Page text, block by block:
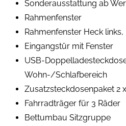
Sonderausstattung ab
Rahmenfenster
Rahmenfenster Heck links,
Eingangstür mit Fenster
USB-
Wohn-/Schlafbereich
Zusatzsteckdosenpaket 2 x
Fahrradträger für 3 Räder
Bettumbau Sitzgruppe